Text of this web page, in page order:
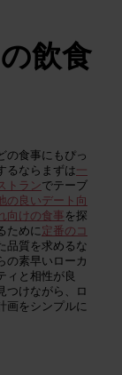
飲食
の食事にもぴっ
るならまずは 一
トランでテーブ
の良いデート向
向けの食事 を探
ために定番のコ
品質を求めるな
の素早いローカ
ィと相性が良
つけながら、ロ
画をシンプルに